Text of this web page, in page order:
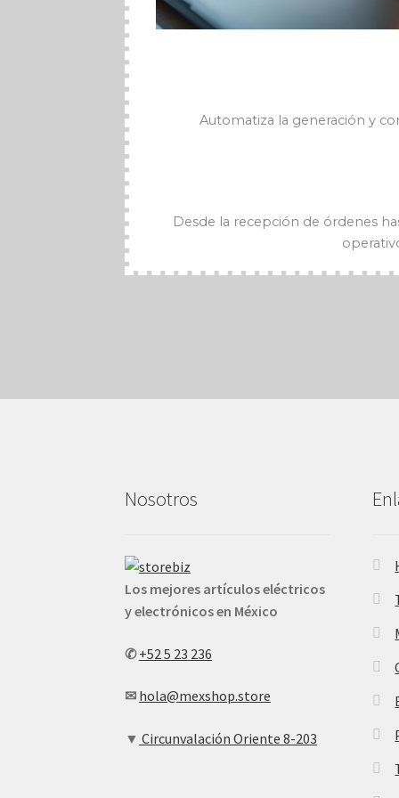
Nosotros
Los mejores artículos eléctricos
y electrónicos en México
✆+52 5 23 236
✉ hola@mexshop.store
▼ Circunvalación Oriente 8-203